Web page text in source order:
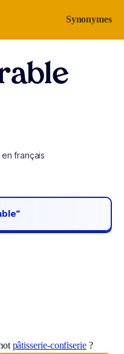
Synonymes
français
pâtisserie-confiserie?